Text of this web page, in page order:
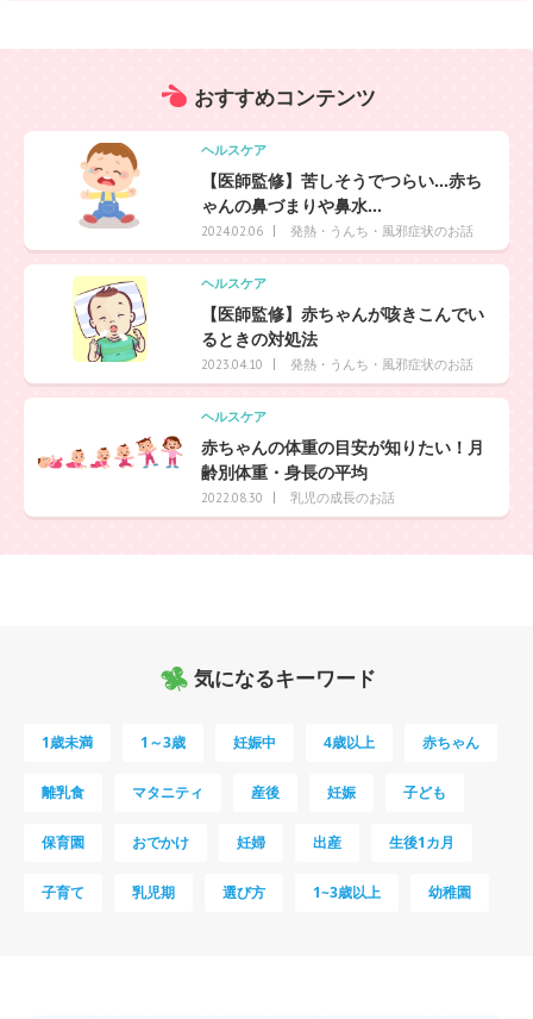
おすすめコンテンツ
ヘルスケア
【医師監修】苦しそうでつらい…赤ち
ゃんの鼻づまりや鼻水...
2024.02.06 発熱・うんち・風邪症状のお話
ヘルスケア
【医師監修】赤ちゃんが咳きこんでい
るときの対処法
2023.04.10 発熱・うんち・風邪症状のお話
ヘルスケア
赤ちゃんの体重の目安が知りたい！月
齢別体重・身長の平均
2022.08.30 乳児の成長のお話
気になるキーワード
1歳未満 1～3歳 妊娠中 4歳以上 赤ちゃん
離乳食 マタニティ 産後 妊娠 子ども
保育園 おでかけ 妊婦 出産 生後1カ月
子育て 乳児期 選び方 1~3歳以上 幼稚園